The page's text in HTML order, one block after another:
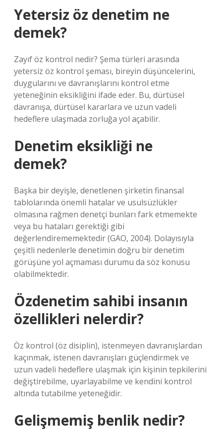
Yetersiz öz denetim ne
demek?
Zayıf öz kontrol nedir? Şema türleri arasında
yetersiz öz kontrol şeması, bireyin düşüncelerini,
duygularını ve davranışlarını kontrol etme
yeteneğinin eksikliğini ifade eder. Bu, dürtüsel
davranışa, dürtüsel kararlara ve uzun vadeli
hedeflere ulaşmada zorluğa yol açabilir.
Denetim eksikliği ne
demek?
Başka bir deyişle, denetlenen şirketin finansal
tablolarında önemli hatalar ve usulsüzlükler
olmasına rağmen denetçi bunları fark etmemekte
veya bu hataları gerektiği gibi
değerlendirememektedir (GAO, 2004). Dolayısıyla
çeşitli nedenlerle denetimin doğru bir denetim
görüşüne yol açmaması durumu da söz konusu
olabilmektedir.
Özdenetim sahibi insanın
özellikleri nelerdir?
Öz kontrol (öz disiplin), istenmeyen davranışlardan
kaçınmak, istenen davranışları güçlendirmek ve
uzun vadeli hedeflere ulaşmak için kişinin tepkilerini
değiştirebilme, uyarlayabilme ve kendini kontrol
altında tutabilme yeteneğidir.
Gelişmemiş benlik nedir?